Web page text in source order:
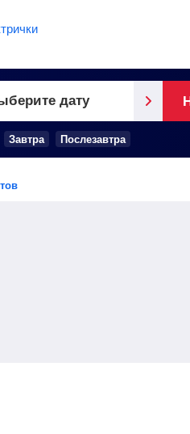
дату
Завтра Послезавтра